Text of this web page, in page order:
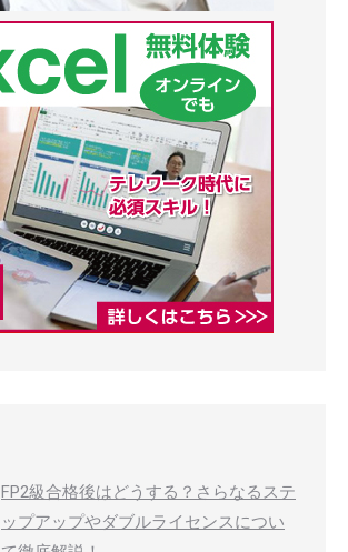
FP2級合格後はどうする？さらなるステ
ップアップやダブルライセンスについ